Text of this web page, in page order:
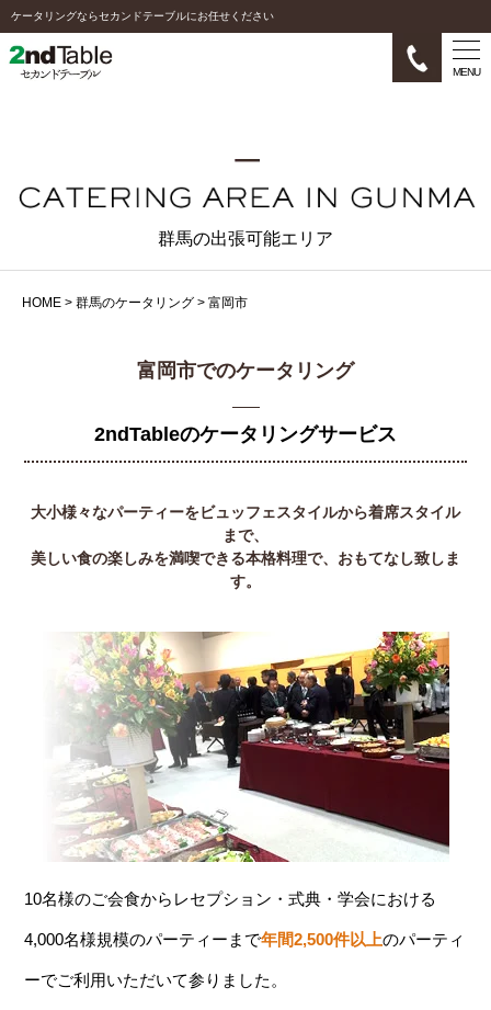
ケータリングならセカンドテーブルにお任せください
MENU
群馬の出張可能エリア
HOME > 群馬のケータリング > 富岡市
富岡市でのケータリング
2ndTableのケータリングサービス
大小様々なパーティーをビュッフェスタイルから着席スタイル
まで、
美しい食の楽しみを満喫できる本格料理で、おもてなし致しま
す。
10名様のご会食からレセプション・式典・学会における
4,000名様規模のパーティーまで年間2,500件以上のパーティ
ーでご利用いただいて参りました。